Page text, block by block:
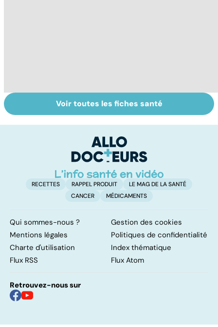
osseuse : des
La sciatique : un
symptôme
Voir toutes les fiches santé
RECETTES RAPPEL PRODUIT
LE MAG DE LA SANTÉ
CANCER
MÉDICAMENTS
Qui sommes-nous ?
Gestion des cookies
Mentions légales
Politiques de confidentialité
Charte d'utilisation
Index thématique
Flux RSS
Flux Atom
Retrouvez-nous sur